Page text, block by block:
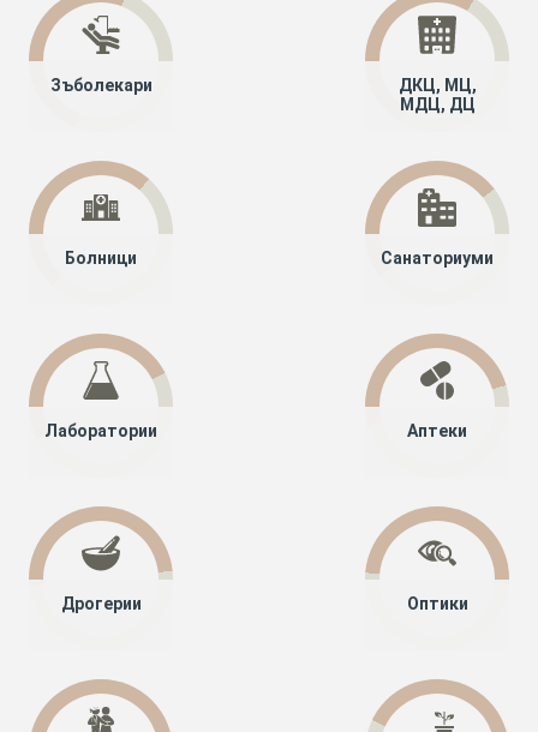
Зъболекари
ДКЦ, МЦ,
МДЦ, ДЦ
Болници Санаториуми
Лаборатории Аптеки
Дрогерии Оптики